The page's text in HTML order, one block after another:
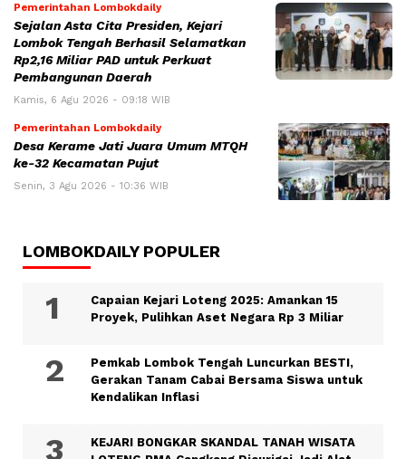
Pemerintahan Lombokdaily
Sejalan Asta Cita Presiden, Kejari
Lombok Tengah Berhasil Selamatkan
Rp2,16 Miliar PAD untuk Perkuat
Pembangunan Daerah
Kamis, 6 Agu 2026 - 09:18 WIB
Pemerintahan Lombokdaily
Desa Kerame Jati Juara Umum MTQH
ke-32 Kecamatan Pujut
Senin, 3 Agu 2026 - 10:36 WIB
LOMBOKDAILY POPULER
Capaian Kejari Loteng 2025: Amankan 15
Proyek, Pulihkan Aset Negara Rp 3 Miliar
Pemkab Lombok Tengah Luncurkan BESTI,
Gerakan Tanam Cabai Bersama Siswa untuk
Kendalikan Inflasi
KEJARI BONGKAR SKANDAL TANAH WISATA